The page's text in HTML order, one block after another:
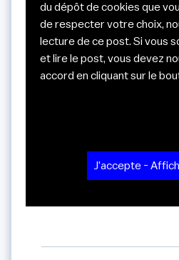
du dépôt de cookies que
de respecter votre choix,
lecture de ce post. Si vous
et lire le post, vous devez
accord en cliquant sur le
J'accepte -